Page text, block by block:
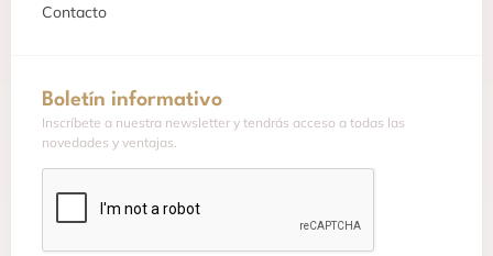
Contacto
Boletín informativo
Inscríbete a nuestra newsletter y tendrás acceso a todas las
novedades y ventajas.